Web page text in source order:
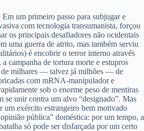
um primeiro passo para subjugar e
com tecnologia transumanista, forçou
os principais desafiadores não ocidentais
uma guerra de atrito, mas também serviu
é encobrir o terror interno através
campanha de tortura morte e estupros
de milhares — talvez já milhões — de
com mRNA-manipulador e
sob o enorme peso de mentiras
se unir contra um alvo “designado”. Mas
um exército estrangeiro bem motivado
pública” doméstica: por um tempo, a
só pode ser disfarçada por um certo